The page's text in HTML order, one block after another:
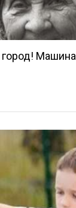
город! Машина